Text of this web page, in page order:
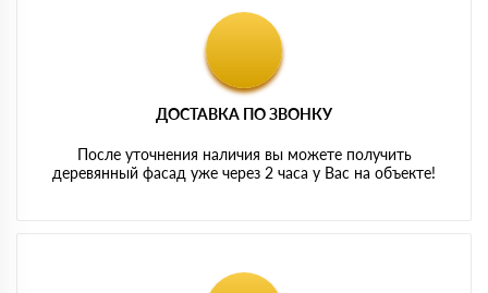
ДОСТАВКА ПО ЗВОНКУ
После уточнения наличия вы можете получить
деревянный фасад уже через 2 часа у Вас на объекте!